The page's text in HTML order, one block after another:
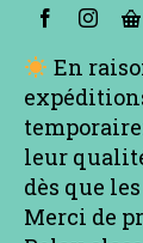
En
leur
dès que
Merci de